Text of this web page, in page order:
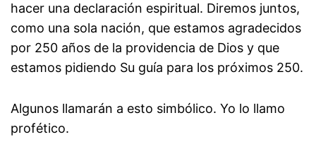
hacer una declaración espiritual. Diremos juntos,
como una sola nación, que estamos agradecidos
por 250 años de la providencia de Dios y que
estamos pidiendo Su guía para los próximos 250.
Algunos llamarán a esto simbólico. Yo lo llamo
profético.